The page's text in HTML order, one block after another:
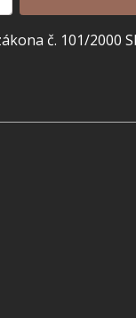
č. 101/2000